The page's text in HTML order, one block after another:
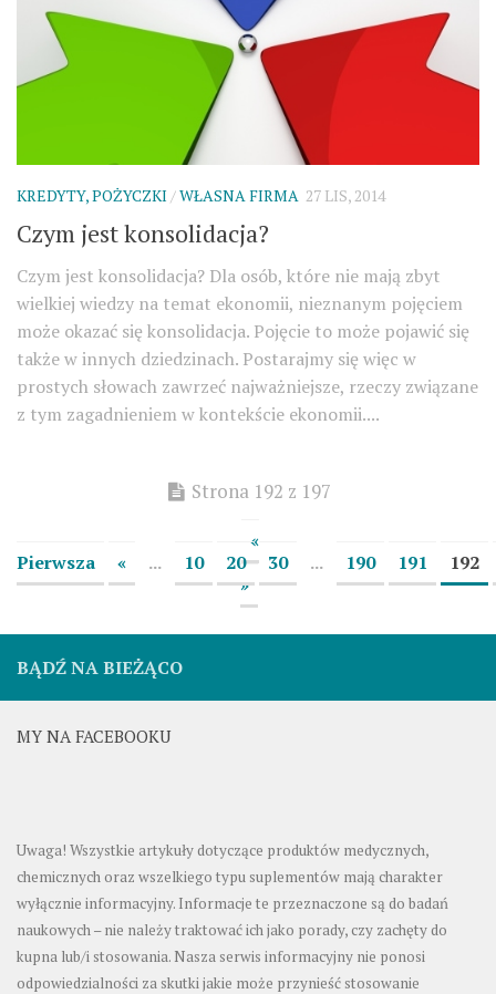
KREDYTY, POŻYCZKI /WŁASNA FIRMA 27 LIS, 2014
Czym jest konsolidacja?
Czym jest konsolidacja? Dla osób, które nie mają zbyt
wielkiej wiedzy na temat ekonomii, nieznanym pojęciem
może okazać się konsolidacja. Pojęcie to może pojawić się
także w innych dziedzinach. Postarajmy się więc w
prostych słowach zawrzeć najważniejsze, rzeczy związane
z tym zagadnieniem w kontekście ekonomii....
Strona 192 z 197
«
Pierwsza
« ... 10 20 30 ... 190 191
192
»
BĄDŹ NA BIEŻĄCO
MY NA FACEBOOKU
Uwaga! Wszystkie artykuły dotyczące produktów medycznych,
chemicznych oraz wszelkiego typu suplementów mają charakter
wyłącznie informacyjny. Informacje te przeznaczone są do badań
naukowych – nie należy traktować ich jako porady, czy zachęty do
kupna lub/i stosowania. Nasza serwis informacyjny nie ponosi
odpowiedzialności za skutki jakie może przynieść stosowanie